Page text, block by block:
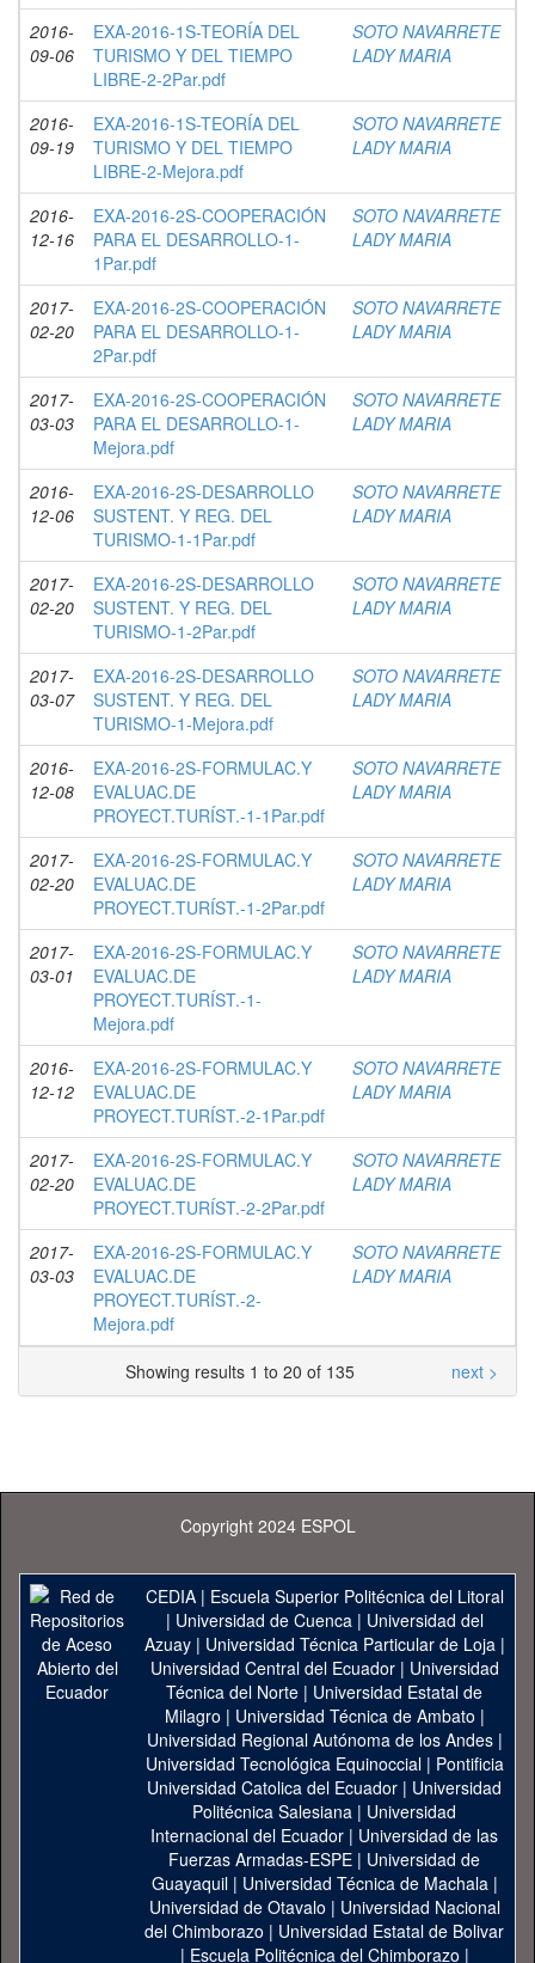
2016-
09-06
EXA-2016-1S-TEORÍA DEL
TURISMO Y DEL TIEMPO
LIBRE-2-2Par.pdf
SOTO NAVARRETE
LADY MARIA
2016-
09-19
EXA-2016-1S-TEORÍA DEL
TURISMO Y DEL TIEMPO
LIBRE-2-Mejora.pdf
SOTO NAVARRETE
LADY MARIA
2016-
12-16
EXA-2016-2S-COOPERACIÓN
PARA EL DESARROLLO-1-
1Par.pdf
SOTO NAVARRETE
LADY MARIA
2017-
02-20
EXA-2016-2S-COOPERACIÓN
PARA EL DESARROLLO-1-
2Par.pdf
SOTO NAVARRETE
LADY MARIA
2017-
03-03
EXA-2016-2S-COOPERACIÓN
PARA EL DESARROLLO-1-
Mejora.pdf
SOTO NAVARRETE
LADY MARIA
2016-
12-06
EXA-2016-2S-DESARROLLO
SUSTENT. Y REG. DEL
TURISMO-1-1Par.pdf
SOTO NAVARRETE
LADY MARIA
2017-
02-20
EXA-2016-2S-DESARROLLO
SUSTENT. Y REG. DEL
TURISMO-1-2Par.pdf
SOTO NAVARRETE
LADY MARIA
2017-
03-07
EXA-2016-2S-DESARROLLO
SUSTENT. Y REG. DEL
TURISMO-1-Mejora.pdf
SOTO NAVARRETE
LADY MARIA
2016-
12-08
EXA-2016-2S-FORMULAC.Y
EVALUAC.DE
PROYECT.TURÍST.-1-1Par.pdf
SOTO NAVARRETE
LADY MARIA
2017-
02-20
EXA-2016-2S-FORMULAC.Y
EVALUAC.DE
PROYECT.TURÍST.-1-2Par.pdf
SOTO NAVARRETE
LADY MARIA
2017-
03-01
EXA-2016-2S-FORMULAC.Y
EVALUAC.DE
PROYECT.TURÍST.-1-
Mejora.pdf
SOTO NAVARRETE
LADY MARIA
2016-
12-12
EXA-2016-2S-FORMULAC.Y
EVALUAC.DE
PROYECT.TURÍST.-2-1Par.pdf
SOTO NAVARRETE
LADY MARIA
2017-
02-20
EXA-2016-2S-FORMULAC.Y
EVALUAC.DE
PROYECT.TURÍST.-2-2Par.pdf
SOTO NAVARRETE
LADY MARIA
2017-
03-03
EXA-2016-2S-FORMULAC.Y
EVALUAC.DE
PROYECT.TURÍST.-2-
Mejora.pdf
SOTO NAVARRETE
LADY MARIA
Showing results 1 to 20 of 135 next >
Copyright 2024 ESPOL
CEDIA| Escuela Superior Politécnica del Litoral
| Universidad de Cuenca| Universidad del
Azuay| Universidad Técnica Particular de Loja|
Universidad Central del Ecuador| Universidad
Técnica del Norte | Universidad Estatal de
Milagro | Universidad Técnica de Ambato |
Universidad Regional Autónoma de los Andes|
Universidad Tecnológica Equinoccial| Pontificia
Universidad Catolica del Ecuador | Universidad
Politécnica Salesiana | Universidad
Internacional del Ecuador | Universidad de las
Fuerzas Armadas-ESPE | Universidad de
Guayaquil| Universidad Técnica de Machala|
Universidad de Otavalo | Universidad Nacional
del Chimborazo | Universidad Estatal de Bolivar
| Escuela Politécnica del Chimborazo |